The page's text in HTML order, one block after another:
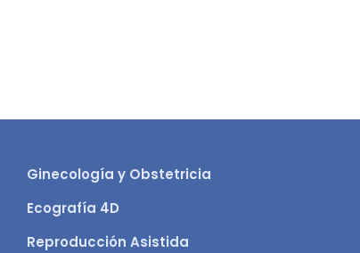
Ginecología y Obstetricia
Ecografía 4D
Reproducción Asistida